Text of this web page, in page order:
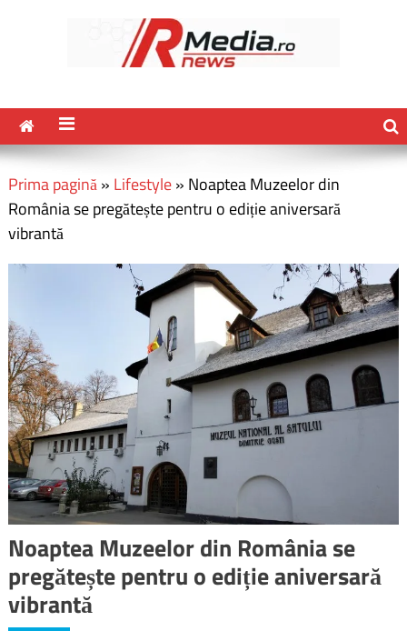
Prima pagină» Lifestyle» Noaptea Muzeelor din
România se pregătește pentru o ediție aniversară
vibrantă
Noaptea Muzeelor din România se
pregătește pentru o ediție aniversară
vibrantă